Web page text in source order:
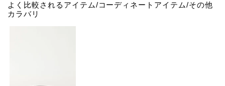
よく比較されるアイテム/コーディネートアイテム/その他
カラバリ